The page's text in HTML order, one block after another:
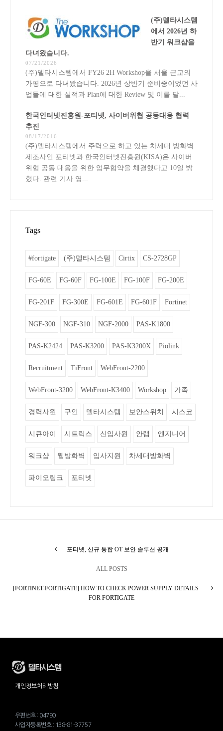
(주)델타시스템
에서 2026년 하
반기 워크샵을
다녀왔습니다.
07/21/2026
(주)델타시스템에서 FY26 2H Workshop을 서울 근교의
가평으로 다녀왔습니다. 2026년 상반기 준비중이었던 사
업들에 대한 실적과 Plan에 대한 Review 및 이를 달...
한국인터넷진흥원-포티넷, 사이버위협 공동대응 협력
추진
08/17/2016
(주)델타시스템에서 주력으로 하고 있는 차세대 방화벽
제조사인 포티넷과 한국인터넷진흥원(KISA)은 사이버
위협 공동 대응을 위한 업무협약을 체결했다고 10일 밝
혔다. 관련 기사 영...
Tags
#fortigate (주)델타시스템 Cirtix CS-2728GP
FG-60E FG-60F FG-100E FG-100F FG-200E
FG-201F FG-300E FG-601E FG-601F Fortinet
NGF-300 NGF-310 NGF-2000 PAS-K1800
PAS-K2424 PAS-K3200 PAS-K3200X Piolink
Recruitment TiFront WebFront-2200
WebFront-3200 WebFront-K3400 Workshop 가족
경력사원 구인 델타시스템 보안스위치 시스코
시큐아이 시트릭스 신입사원 안랩 엔지니어
워크샵 웹방화벽 입사지원 차세대방화벽
파이오링크 포티넷
포티넷, 신규 통합 OT 보안 솔루션 공개
ALL POSTS
[FORTINET-FORTIGATE] HOW TO CHECK POWER SUPPLY DETAILS
FOR FORTIGATE
개인정보처리방침
우편번호 : 04790
사업자등록번호 : 138-81-37757